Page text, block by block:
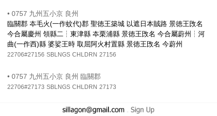
• 0757 九州五小京 良州
臨關郡 夲毛火(一作蚊代)郡 聖徳王築城 以遮日本賊路 景徳王攺名
今合屬慶州 領縣二┆東津縣 夲栗浦縣 景徳王攺名 今合屬蔚州┆河
曲(一作西)縣 婆娑王時 取屈阿火村置縣 景徳王攺名 今蔚州
22706#27156 SBLNGS CHLDRN 27156
• 0757 九州五小京 良州 臨關郡
22706#27173 SBLNGS CHLDRN 27173
-